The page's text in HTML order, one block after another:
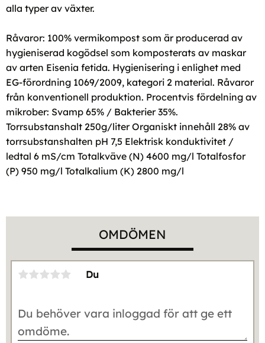
alla typer av växter.
Råvaror: 100% vermikompost som är producerad av
hygieniserad kogödsel som komposterats av maskar
av arten Eisenia fetida. Hygienisering i enlighet med
EG-förordning 1069/2009, kategori 2 material. Råvaror
från konventionell produktion. Procentvis fördelning av
mikrober: Svamp 65% / Bakterier 35%.
Torrsubstanshalt 250g/liter Organiskt innehåll 28% av
torrsubstanshalten pH 7,5 Elektrisk konduktivitet /
ledtal 6 mS/cm Totalkväve (N) 4600 mg/l Totalfosfor
(P) 950 mg/l Totalkalium (K) 2800 mg/l
OMDÖMEN
Du